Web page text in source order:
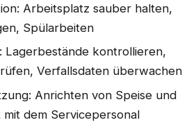
Arbeitsplatz sauber halten,
Spülarbeiten
Lagerbestände kontrollieren,
Verfallsdaten überwachen
Anrichten von Speise und
mit dem Servicepersonal